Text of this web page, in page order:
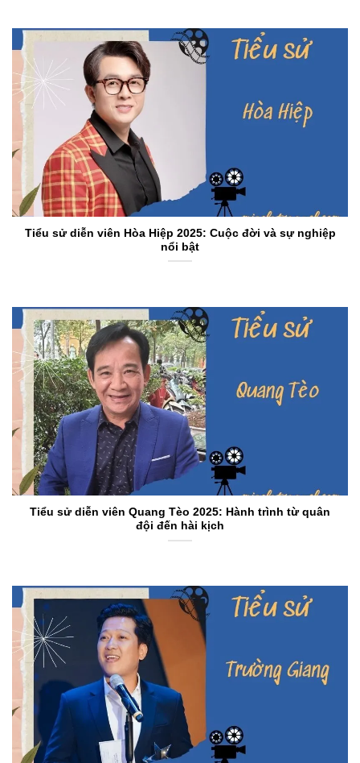
Tiểu sử diễn viên Hòa Hiệp 2025: Cuộc đời và sự nghiệp
nổi bật
Tiểu sử diễn viên Quang Tèo 2025: Hành trình từ quân
đội đến hài kịch